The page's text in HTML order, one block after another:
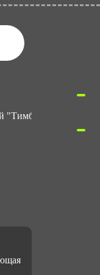
"Тимбер" с брюками